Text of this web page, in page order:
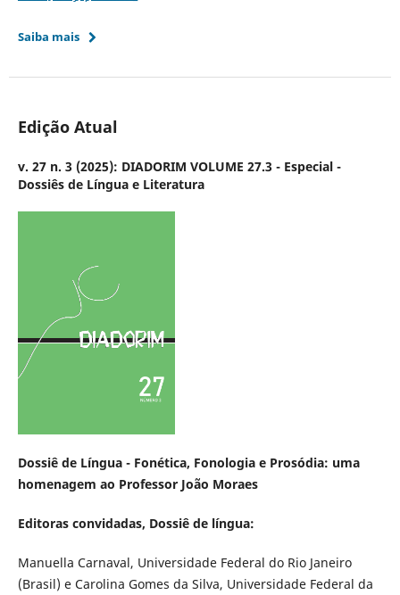
Saiba mais
Edição Atual
v. 27 n. 3 (2025): DIADORIM VOLUME 27.3 - Especial -
Dossiês de Língua e Literatura
Dossiê de Língua - Fonética, Fonologia e Prosódia: uma
homenagem ao Professor João Moraes
Editoras convidadas, Dossiê de língua:
Manuella Carnaval, Universidade Federal do Rio Janeiro
(Brasil) e Carolina Gomes da Silva, Universidade Federal da